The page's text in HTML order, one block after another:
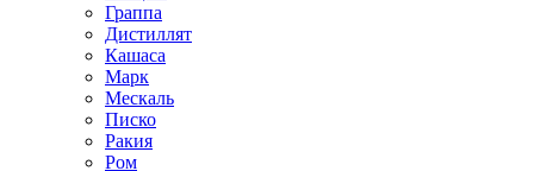
Граппа
Дистиллят
Кашаса
Марк
Мескаль
Писко
Ракия
Ром